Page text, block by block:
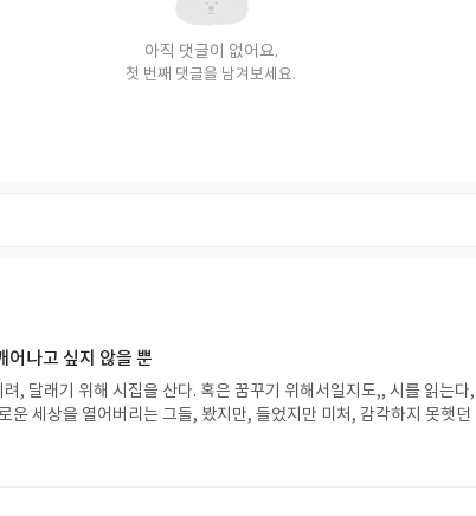
아직 댓글이 없어요.
첫 번째 댓글을 남겨보세요.
어나고 싶지 않을 뿐
다. 혹은 꿈꾸기 위해서일지도,, 시를 읽는다, 분
들, 봤지만, 들었지만 미처, 감각하지 못햇던 것